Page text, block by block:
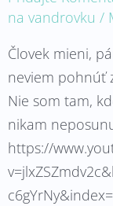
na vandrovku /
Človek mieni,
neviem pohnúť
Nie som tam,
nikam
https://